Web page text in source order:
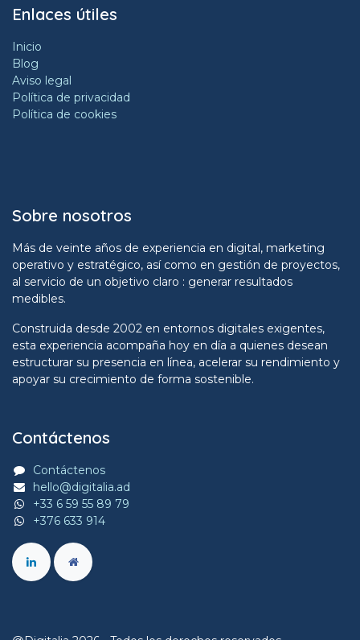
Enlaces útiles
Inicio
Blog
Aviso legal
Política de privacidad
Política de cookies
Sobre nosotros
Más de veinte años de experiencia en digital, marketing
operativo y estratégico, así como en gestión de proyectos,
al servicio de un objetivo claro : generar resultados
medibles.
Construida desde 2002 en entornos digitales exigentes,
esta experiencia acompaña hoy en día a quienes desean
estructurar su presencia en línea, acelerar su rendimiento y
apoyar su crecimiento de forma sostenible.
Contáctenos
Contáctenos
hello@digitalia.ad
+33 6 59 55 89 79
+376 633 914